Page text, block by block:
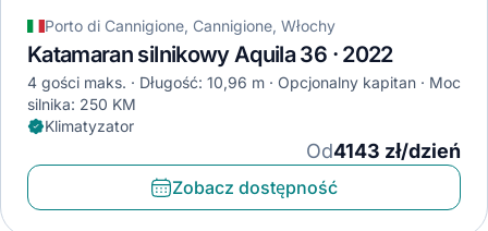
Porto di Cannigione, Cannigione, Włochy
Katamaran silnikowy Aquila 36 · 2022
4 gości maks. Długość: 10,96 m Opcjonalny kapitan
Moc
silnika: 250 KM
Klimatyzator
Od4143 zł/dzień
Zobacz dostępność